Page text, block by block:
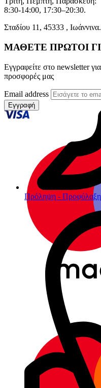
Πρόληψη - Προφύλαξη
8:30-14:00, 17:30–20:30.
Σταδίου 11, 45333 , Ιωάννινα.
ΜΑΘΕΤΕ ΠΡΩΤΟΙ
Εγγραφείτε στο newsletter
προσφορές μας
Email address
Εγγραφή